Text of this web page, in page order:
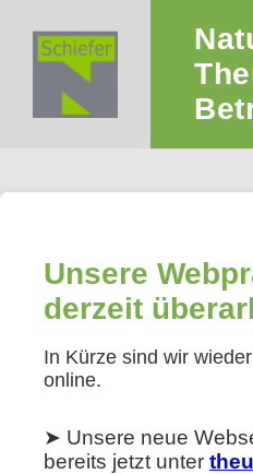
Unsere
derzeit
In Kürze sind wir
online.
➤ Unsere neue
bereits jetzt unter